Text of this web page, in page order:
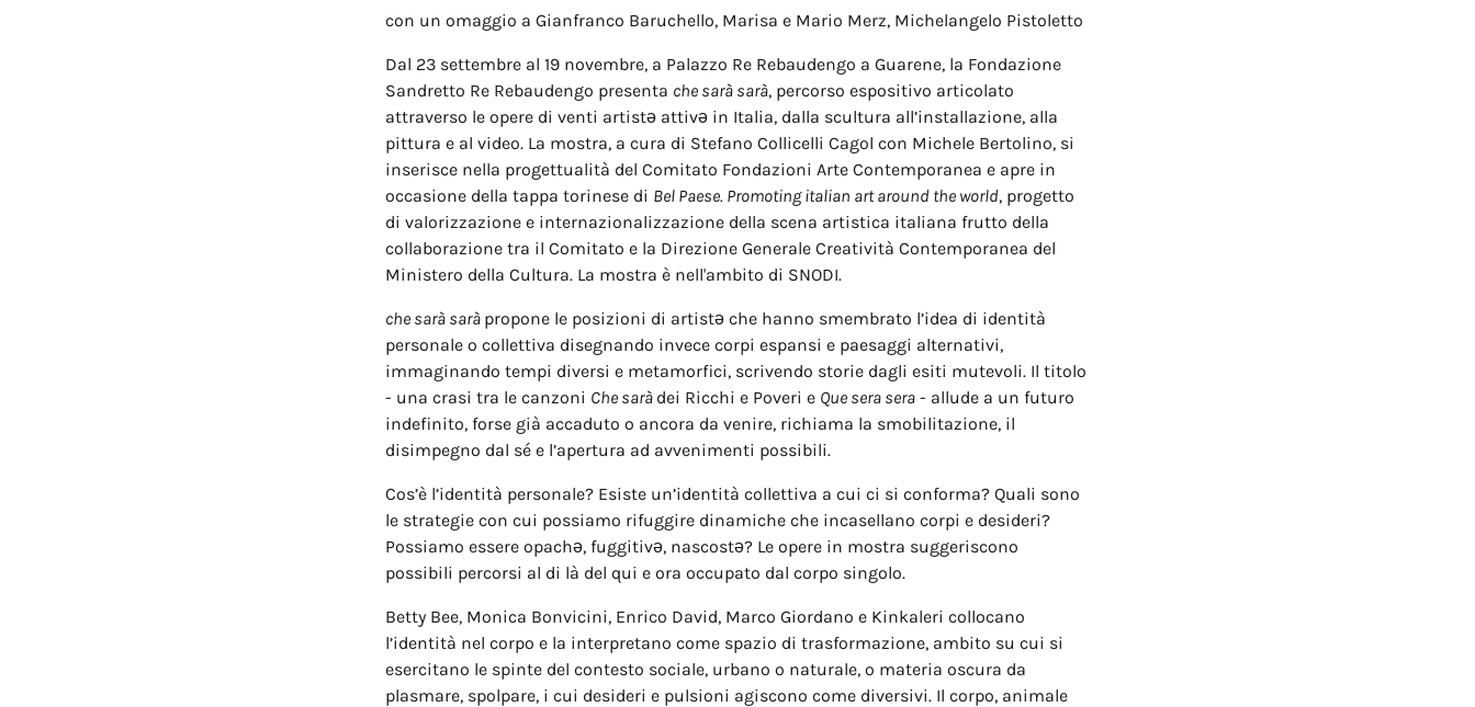
con un omaggio a Gianfranco Baruchello, Marisa e Mario Merz, Michelangelo Pistoletto
Dal 23 settembre al 19 novembre, a Palazzo Re Rebaudengo a Guarene, la Fondazione
Sandretto Re Rebaudengo presenta che sarà sarà, percorso espositivo articolato
attraverso le opere di venti artistə attivə in Italia, dalla scultura all’installazione, alla
pittura e al video. La mostra, a cura di Stefano Collicelli Cagol con Michele Bertolino, si
inserisce nella progettualità del Comitato Fondazioni Arte Contemporanea e apre in
occasione della tappa torinese di Bel Paese. Promoting italian art around the world, progetto
di valorizzazione e internazionalizzazione della scena artistica italiana frutto della
collaborazione tra il Comitato e la Direzione Generale Creatività Contemporanea del
Ministero della Cultura. La mostra è nell'ambito di SNODI.
che sarà sarà propone le posizioni di artistə che hanno smembrato l’idea di identità
personale o collettiva disegnando invece corpi espansi e paesaggi alternativi,
immaginando tempi diversi e metamorfici, scrivendo storie dagli esiti mutevoli. Il titolo
- una crasi tra le canzoni Che sarà dei Ricchi e Poveri e Que sera sera - allude a un futuro
indefinito, forse già accaduto o ancora da venire, richiama la smobilitazione, il
disimpegno dal sé e l’apertura ad avvenimenti possibili.
Cos’è l’identità personale? Esiste un’identità collettiva a cui ci si conforma? Quali sono
le strategie con cui possiamo rifuggire dinamiche che incasellano corpi e desideri?
Possiamo essere opachə, fuggitivə, nascostə? Le opere in mostra suggeriscono
possibili percorsi al di là del qui e ora occupato dal corpo singolo.
Betty Bee, Monica Bonvicini, Enrico David, Marco Giordano e Kinkaleri collocano
l’identità nel corpo e la interpretano come spazio di trasformazione, ambito su cui si
esercitano le spinte del contesto sociale, urbano o naturale, o materia oscura da
plasmare, spolpare, i cui desideri e pulsioni agiscono come diversivi. Il corpo, animale